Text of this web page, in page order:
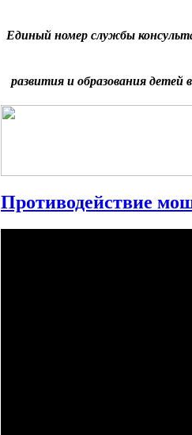
Единый номер службы
развития и образования детей
Противодействие